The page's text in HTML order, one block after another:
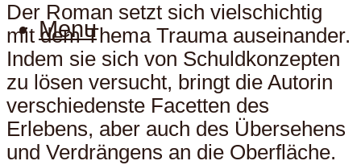
Menu
Der Roman setzt sich vielschichtig
mit dem Thema Trauma auseinander.
Indem sie sich von Schuldkonzepten
zu lösen versucht, bringt die Autorin
verschiedenste Facetten des
Erlebens, aber auch des Übersehens
und Verdrängens an die Oberfläche.